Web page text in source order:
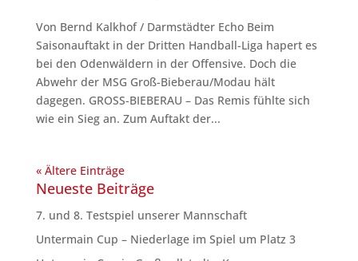
Von Bernd Kalkhof / Darmstädter Echo Beim
Saisonauftakt in der Dritten Handball-Liga hapert es
bei den Odenwäldern in der Offensive. Doch die
Abwehr der MSG Groß-Bieberau/Modau hält
dagegen. GROSS-BIEBERAU – Das Remis fühlte sich
wie ein Sieg an. Zum Auftakt der...
« Ältere Einträge
Neueste Beiträge
7. und 8. Testspiel unserer Mannschaft
Untermain Cup – Niederlage im Spiel um Platz 3